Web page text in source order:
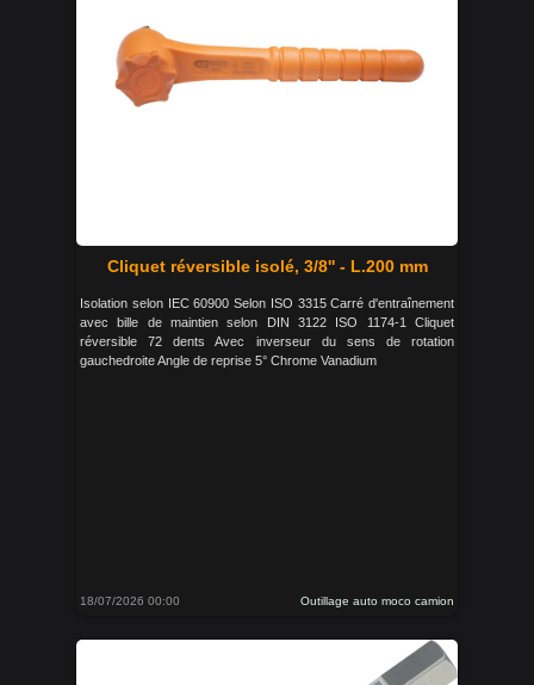
Cliquet réversible isolé, 3/8'' - L.200 mm
Isolation selon IEC 60900 Selon ISO 3315 Carré d'entraînement
avec bille de maintien selon DIN 3122 ISO 1174-1 Cliquet
réversible 72 dents Avec inverseur du sens de rotation
gauchedroite Angle de reprise 5° Chrome Vanadium
18/07/2026 00:00 Outillage auto moco camion